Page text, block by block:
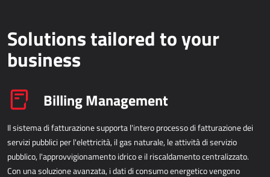
SERVIZI PUBBLICI
AllForUtility Portal
SOLUZIONI PERSONALIZZATE
AllForAutoClub
Solutions tailored to your
business
Billing Management
Il sistema di fatturazione supporta l'intero processo di fatturazione dei
servizi pubblici per l'elettricità, il gas naturale, le attività di servizio
pubblico, l'approvvigionamento idrico e il riscaldamento centralizzato.
Con una soluzione avanzata, i dati di consumo energetico vengono